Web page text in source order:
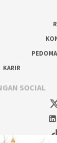
KARIR
SOCIAL